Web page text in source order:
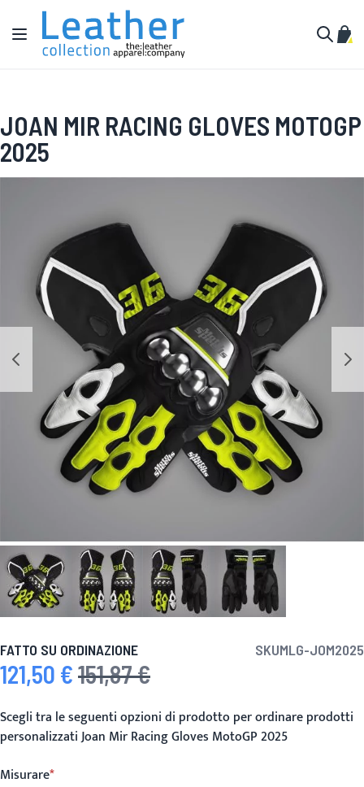
Salta al contenuto
Toggle Nav
JOAN MIR RACING GLOVES MOTOGP
2025
FATTO SU ORDINAZIONE SKUMLG-JOM2025
Prezzo speciale
121,50 € Prezzo predefinito
151,87 €
Scegli tra le seguenti opzioni di prodotto per ordinare prodotti
personalizzati Joan Mir Racing Gloves MotoGP 2025
Misurare